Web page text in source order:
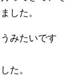
した。
みたいです
た。